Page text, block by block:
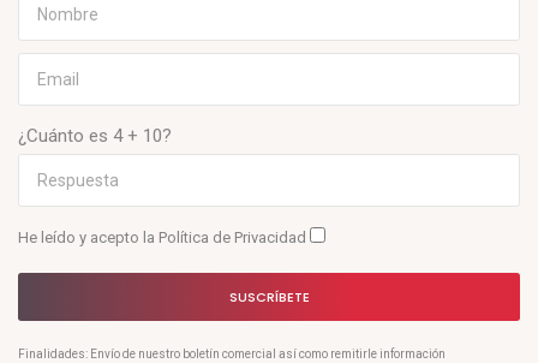
¿Cuánto es 4 + 10?
He leído y acepto la Política de Privacidad
SUSCRÍBETE
Finalidades: Envío de nuestro boletín comercial así como remitirle información